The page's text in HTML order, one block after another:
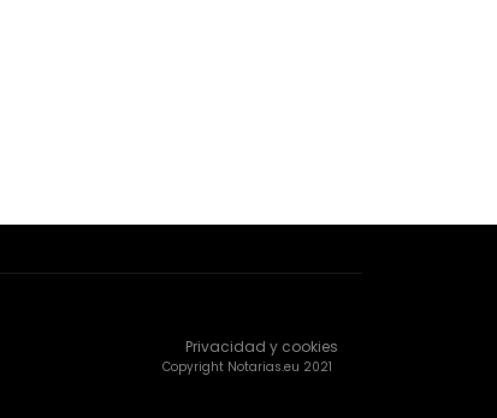
Privacidad y cookies
Copyright Notarias.eu 2021